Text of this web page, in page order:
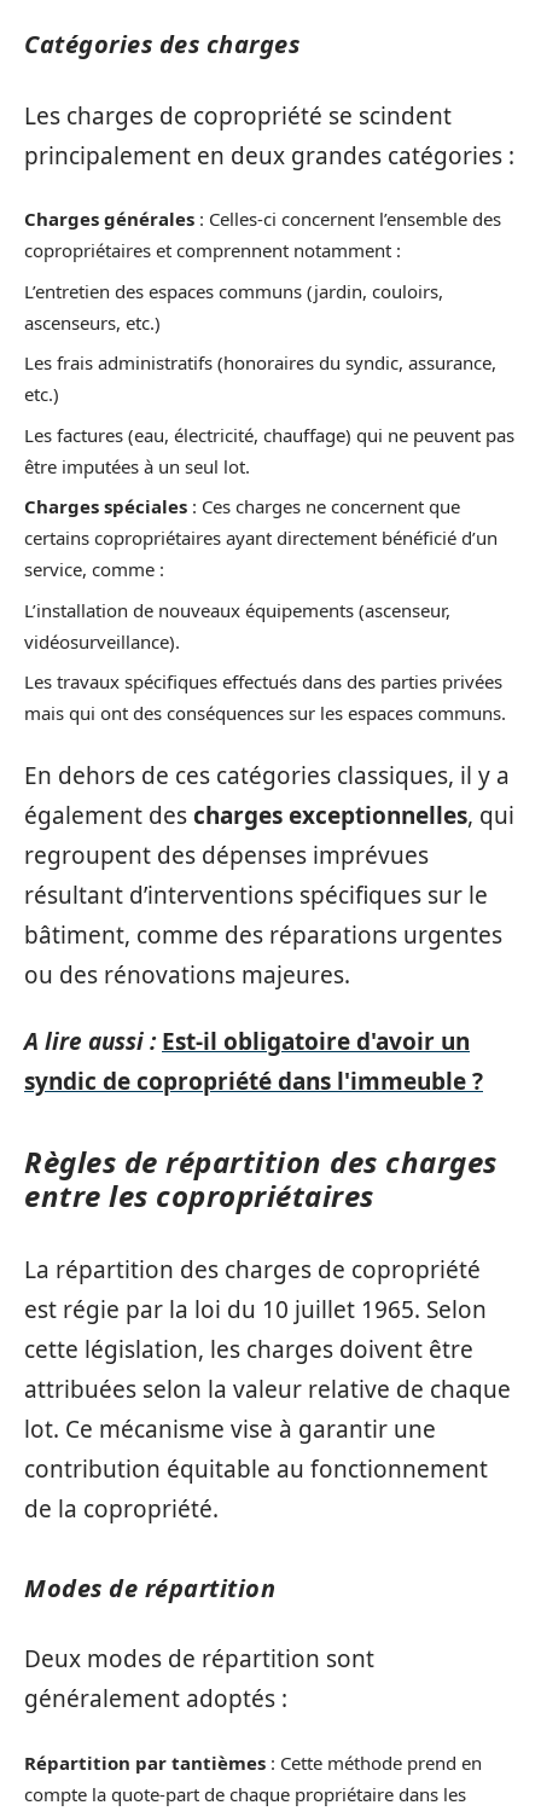
Catégories des charges
Les charges de copropriété se scindent
principalement en deux grandes catégories :
Charges générales : Celles-ci concernent l’ensemble des
copropriétaires et comprennent notamment :
L’entretien des espaces communs (jardin, couloirs,
ascenseurs, etc.)
Les frais administratifs (honoraires du syndic, assurance,
etc.)
Les factures (eau, électricité, chauffage) qui ne peuvent pas
être imputées à un seul lot.
Charges spéciales : Ces charges ne concernent que
certains copropriétaires ayant directement bénéficié d’un
service, comme :
L’installation de nouveaux équipements (ascenseur,
vidéosurveillance).
Les travaux spécifiques effectués dans des parties privées
mais qui ont des conséquences sur les espaces communs.
En dehors de ces catégories classiques, il y a
également descharges exceptionnelles, qui
regroupent des dépenses imprévues
résultant d’interventions spécifiques sur le
bâtiment, comme des réparations urgentes
ou des rénovations majeures.
A lire aussi : Est-il obligatoire d'avoir un
syndic de copropriété dans l'immeuble ?
Règles de répartition des charges
entre les copropriétaires
La répartition des charges de copropriété
est régie par la loi du 10 juillet 1965. Selon
cette législation, les charges doivent être
attribuées selon la valeur relative de chaque
lot. Ce mécanisme vise à garantir une
contribution équitable au fonctionnement
de la copropriété.
Modes de répartition
Deux modes de répartition sont
généralement adoptés :
Répartition par tantièmes : Cette méthode prend en
compte la quote-part de chaque propriétaire dans les